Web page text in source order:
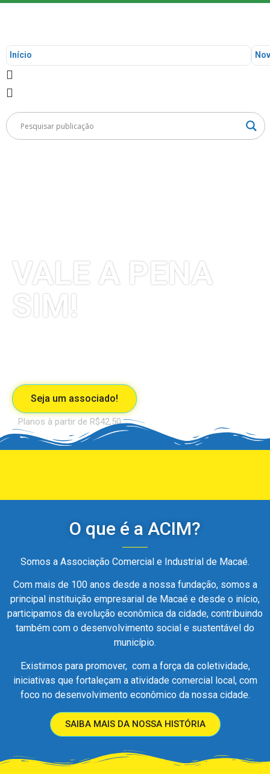
Início
VALE A PENA
SIM!
Seja um associado!
Planos à partir de R$42,50
O que é a ACIM?
Somos a Associação Comercial e Industrial de Macaé.
Com mais de 100 anos desde a nossa fundação, somos a
principal instituição empresarial de Macaé e desde o início,
participamos da evolução econômica da cidade, contribuindo
também com o desenvolvimento social e sustentável do
município.
Existimos para promover, com a força da coletividade,
iniciativas que fortaleçam a atividade comercial local, com
foco no desenvolvimento econômico da nossa cidade.
SAIBA MAIS DA NOSSA HISTÓRIA